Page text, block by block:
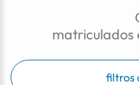
matriculados
filtros